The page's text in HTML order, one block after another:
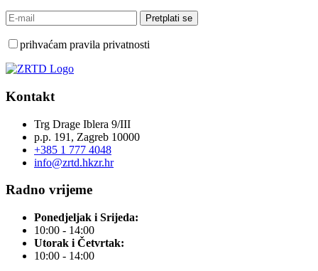
prihvaćam pravila privatnosti
Kontakt
Trg Drage Iblera 9/III
p.p. 191, Zagreb 10000
+385 1 777 4048
info@zrtd.hkzr.hr
Radno vrijeme
Ponedjeljak i Srijeda:
10:00 - 14:00
Utorak i Četvrtak:
10:00 - 14:00